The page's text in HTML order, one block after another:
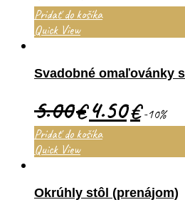
Pridať do košíka
Quick View
Svadobné omaľovánky
5.00€ 4.50€ -10%
Pridať do košíka
Quick View
Okrúhly stôl (prenájom)